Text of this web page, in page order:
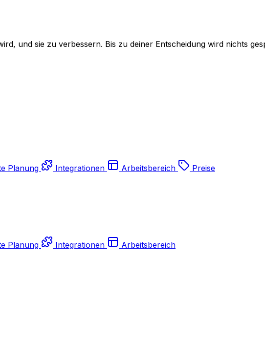
und sie zu verbessern. Bis zu deiner Entscheidung wird nichts
Planung Integrationen Arbeitsbereich
Preise
Planung Integrationen
Arbeitsbereich